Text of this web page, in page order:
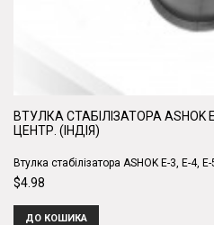
ВТУЛКА СТАБІЛІЗАТОРА ASHOK
ЦЕНТР. (ІНДІЯ)
Втулка стабілізатора ASHOK Е-3, Е-4,
$4.98
ДО КОШИКА